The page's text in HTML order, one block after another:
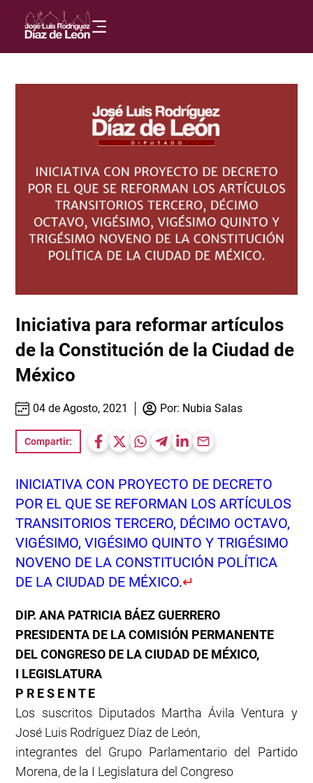
Iniciativa para reformar artículos
de la Constitución de la Ciudad de
México
04 de Agosto, 2021 Por: Nubia Salas
Compartir:
INICIATIVA CON PROYECTO DE DECRETO
POR EL QUE SE REFORMAN LOS ARTÍCULOS
TRANSITORIOS TERCERO, DÉCIMO OCTAVO,
VIGÉSIMO, VIGÉSIMO QUINTO Y TRIGÉSIMO
NOVENO DE LA CONSTITUCIÓN POLÍTICA
DE LA CIUDAD DE MÉXICO.↵
DIP. ANA PATRICIA BÁEZ GUERRERO
PRESIDENTA DE LA COMISIÓN PERMANENTE
DEL CONGRESO DE LA CIUDAD DE MÉXICO,
I LEGISLATURA
P R E S E N T E
Los suscritos Diputados Martha Ávila Ventura y
José Luis Rodríguez Díaz de León,
integrantes del Grupo Parlamentario del Partido
Morena, de la I Legislatura del Congreso